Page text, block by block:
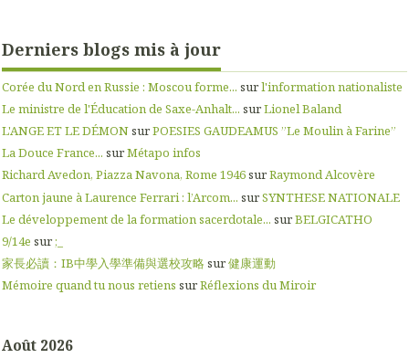
Derniers blogs mis à jour
Corée du Nord en Russie : Moscou forme... surl'information nationaliste
Le ministre de l'Éducation de Saxe-Anhalt... surLionel Baland
L'ANGE ET LE DÉMONsurPOESIES GAUDEAMUS ”Le Moulin à Farine”
La Douce France... surMétapo infos
Richard Avedon, Piazza Navona, Rome 1946surRaymond Alcovère
Carton jaune à Laurence Ferrari : l’Arcom... surSYNTHESE NATIONALE
Le développement de la formation sacerdotale... surBELGICATHO
9/14e sur;_
家長必讀：IB中學入學準備與選校攻略 sur健康運動
Mémoire quand tu nous retiens surRéflexions du Miroir
Août 2026